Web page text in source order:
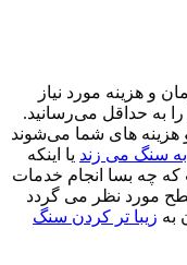
و هزینه مورد نیاز
به حداقل می‌رسانید.
هزینه های شما می‌شوند
به سنگ می زند یا اینکه
که چه بسا انجام خدمات
مورد نظر می گردد
به زیبا تر کردن سنگ